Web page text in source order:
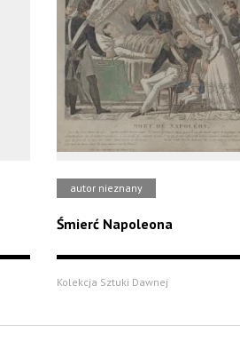
autor nieznany
Śmierć Napoleona
Kolekcja Sztuki Dawnej